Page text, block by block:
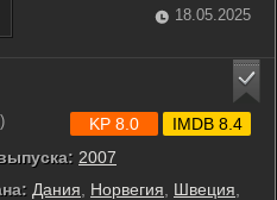
быть связана со смертью
18.05.2025
2007
Дания Норвегия Швеция
KP 8.0 IMDB 8.4